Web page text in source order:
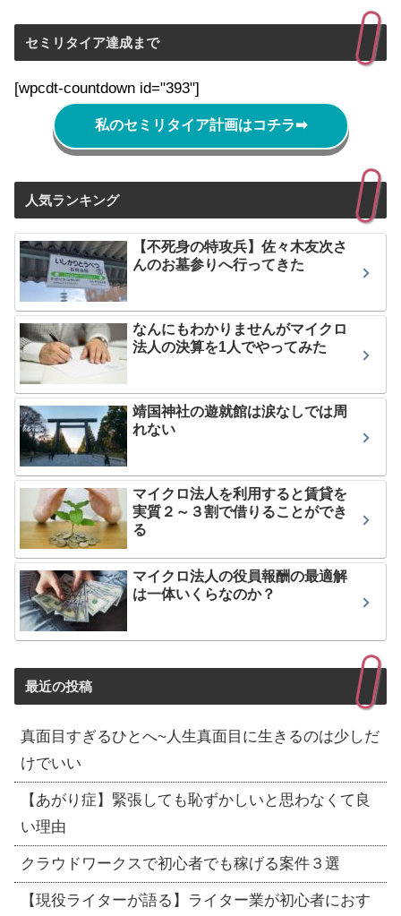
セミリタイア達成まで
[wpcdt-countdown id="393"]
私のセミリタイア計画はコチラ➡
人気ランキング
【不死身の特攻兵】佐々木友次さ
んのお墓参りへ行ってきた
なんにもわかりませんがマイクロ
法人の決算を1人でやってみた
靖国神社の遊就館は涙なしでは周
れない
マイクロ法人を利用すると賃貸を
実質２～３割で借りることができ
る
マイクロ法人の役員報酬の最適解
は一体いくらなのか？
最近の投稿
真面目すぎるひとへ~人生真面目に生きるのは少しだ
けでいい
【あがり症】緊張しても恥ずかしいと思わなくて良
い理由
クラウドワークスで初心者でも稼げる案件３選
【現役ライターが語る】ライター業が初心者におす